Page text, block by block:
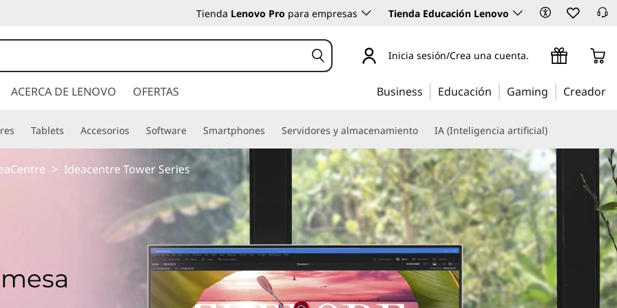
Tienda Lenovo Pro para empresas Tienda Educación Lenovo
Inicia sesión/Crea una cuenta.
ACERCA DE LENOVO OFERTAS Business Educación Gaming Creador
Tablets Accesorios Software Smartphones Servidores y almacenamiento IA (Inteligencia artificial)
> Ideacentre Tower Series